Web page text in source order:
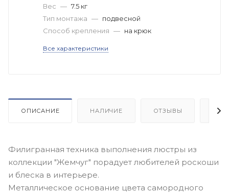
Вес — 7.5 кг
Тип монтажа — подвесной
Способ крепления — на крюк
Все характеристики
ОПИСАНИЕ НАЛИЧИЕ ОТЗЫВЫ
Филигранная техника выполнения люстры из
коллекции "Жемчуг" порадует любителей роскоши
и блеска в интерьере.
Металлическое основание цвета самородного